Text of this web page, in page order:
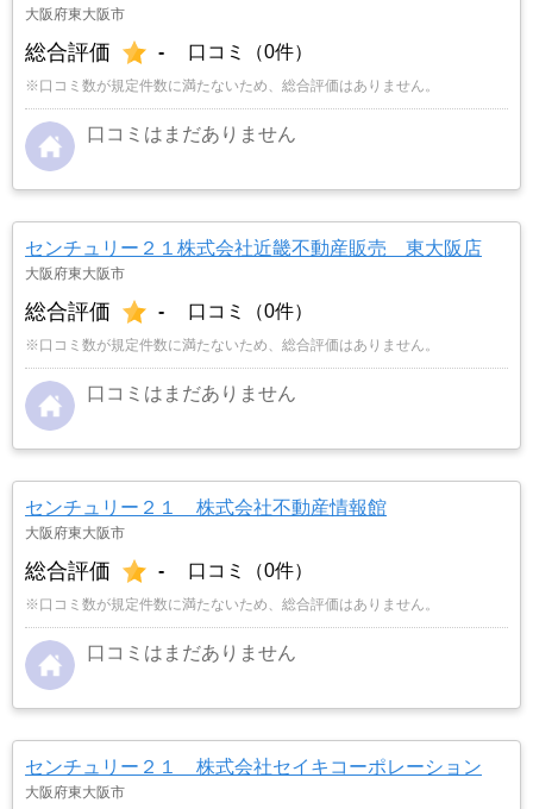
大阪府東大阪市
総合評価 - 口コミ（0件）
※口コミ数が規定件数に満たないため、総合評価はありません。
口コミはまだありません
センチュリー２１株式会社近畿不動産販売 東大阪店
大阪府東大阪市
総合評価 - 口コミ（0件）
※口コミ数が規定件数に満たないため、総合評価はありません。
口コミはまだありません
センチュリー２１ 株式会社不動産情報館
大阪府東大阪市
総合評価 - 口コミ（0件）
※口コミ数が規定件数に満たないため、総合評価はありません。
口コミはまだありません
センチュリー２１ 株式会社セイキコーポレーション
大阪府東大阪市